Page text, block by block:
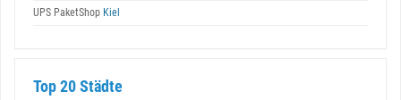
UPS PaketShop Kiel
Top 20 Städte